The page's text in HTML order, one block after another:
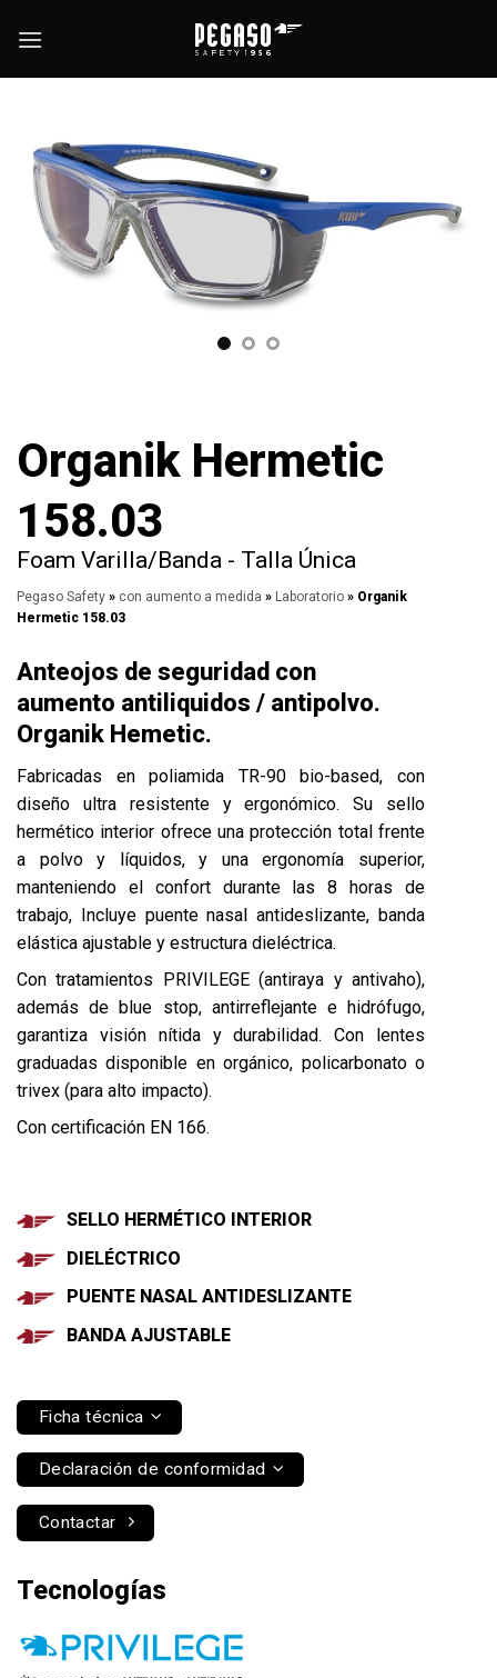
Organik Hermetic
158.03
Foam Varilla/Banda - Talla Única
Pegaso Safety » con aumento a medida » Laboratorio » Organik
Hermetic 158.03
Anteojos de seguridad con
aumento antiliquidos / antipolvo.
Organik Hemetic.
Fabricadas en poliamida TR-90 bio-based, con
diseño ultra resistente y ergonómico. Su sello
hermético interior ofrece una protección total frente
a polvo y líquidos, y una ergonomía superior,
manteniendo el confort durante las 8 horas de
trabajo, Incluye puente nasal antideslizante, banda
elástica ajustable y estructura dieléctrica.
Con tratamientos PRIVILEGE (antiraya y antivaho),
además de blue stop, antirreflejante e hidrófugo,
garantiza visión nítida y durabilidad. Con lentes
graduadas disponible en orgánico, policarbonato o
trivex (para alto impacto).
Con certificación EN 166.
SELLO HERMÉTICO INTERIOR
DIELÉCTRICO
PUENTE NASAL ANTIDESLIZANTE
BANDA AJUSTABLE
Ficha técnica
Declaración de conformidad
Contactar
Tecnologías